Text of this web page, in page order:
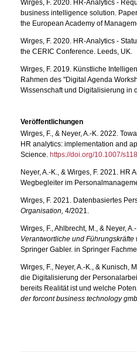
Wirges, F. 2020. HR-Analytics -
business intelligence solution.
the European Academy of
Wirges, F. 2020. HR-Analytics -
the CERIC Conference. Leeds, UK.
Wirges, F. 2019. Künstliche
Rahmen des "Digital Agenda
Wissenschaft und Digitalisierung in
Veröffentlichungen
Wirges, F., & Neyer, A.-K. 2022.
HR analytics: implementation and
Science. https://doi.org/10.1007/
Neyer, A.-K., & Wirges, F. 2021. HR
Wegbegleiter im
Wirges, F. 2021. Datenbasiertes
Organisation, 4/2021.
Wirges, F., Ahlbrecht, M., & Neyer,
Verantwortliche und
Springer Gabler. in Springer
Wirges, F., Neyer, A.-K., & Kunisch,
die Digitalisierung der
bereits Realität ist und welche
der forcont business technology